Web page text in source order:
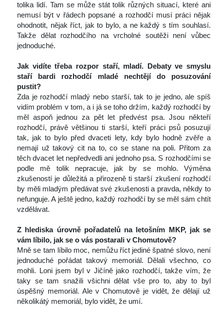
tolika lidí. Tam se může stát tolik různých situací, které ani
nemusí být v řádech popsané a rozhodčí musí práci nějak
ohodnotit, nějak říct, jak to bylo, a ne každý s tím souhlasí.
Takže dělat rozhodčího na vrcholné soutěži není vůbec
jednoduché.
Jak vidíte třeba rozpor staří, mladí. Debaty ve smyslu
taří bardi rozhodčí mladé nechtějí do posuzování
pustit?
Zda je rozhodčí mladý nebo starší, tak to je jedno, ale spíš
vidím problém v tom, a i já se toho držím, každý rozhodčí by
měl aspoň jednou za pět let předvést psa. Jsou někteří
rozhodčí, právě většinou ti starší, kteří práci psů posuzují
tak, jak to bylo před dvaceti lety, kdy bylo hodně zvěře a
nemají už takový cit na to, co se stane na poli. Přitom za
těch dvacet let nepředvedli ani jednoho psa. S rozhodčími se
podle mě tolik nepracuje, jak by se mohlo. Výměna
zkušeností je důležitá a přirozeně ti starší zkušení rozhodčí
by měli mladým předávat své zkušenosti a pravda, někdy to
nefunguje. A ještě jedno, každý rozhodčí by se měl sám chtít
vzdělávat.
Z hlediska úrovně pořadatelů na letošním MKP, jak se
vám líbilo, jak se o vás postarali v Chomutově?
Mně se tam líbilo moc, nemůžu říct jediné špatné slovo, není
jednoduché pořádat takový memoriál. Dělali všechno, co
mohli. Loni jsem byl v Jičíně jako rozhodčí, takže vím, že
taky se tam snažili všichni dělat vše pro to, aby to byl
úspěšný memoriál. Ale v Chomutově je vidět, že dělají už
několikátý memoriál, bylo vidět, že umí.